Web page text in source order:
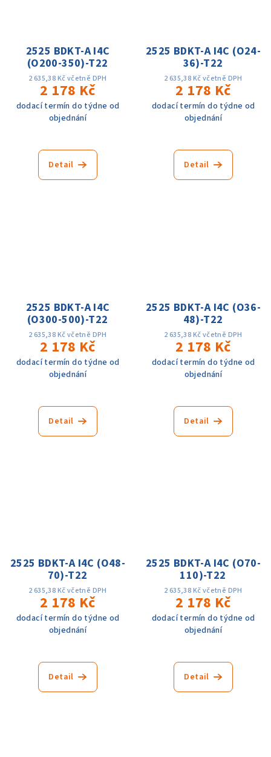
2525 BDKT-A I4C
(O200-350)-T22
2 635,38 Kč včetně DPH
2 178 Kč
dodací termín do týdne od
objednání
Detail
2525 BDKT-A I4C (O24-
36)-T22
2 635,38 Kč včetně DPH
2 178 Kč
dodací termín do týdne od
objednání
Detail
2525 BDKT-A I4C
(O300-500)-T22
2 635,38 Kč včetně DPH
2 178 Kč
dodací termín do týdne od
objednání
Detail
2525 BDKT-A I4C (O36-
48)-T22
2 635,38 Kč včetně DPH
2 178 Kč
dodací termín do týdne od
objednání
Detail
2525 BDKT-A I4C (O48-
70)-T22
2 635,38 Kč včetně DPH
2 178 Kč
dodací termín do týdne od
objednání
Detail
2525 BDKT-A I4C (O70-
110)-T22
2 635,38 Kč včetně DPH
2 178 Kč
dodací termín do týdne od
objednání
Detail